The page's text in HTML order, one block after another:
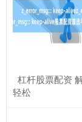
杠杆股票配资
轻松